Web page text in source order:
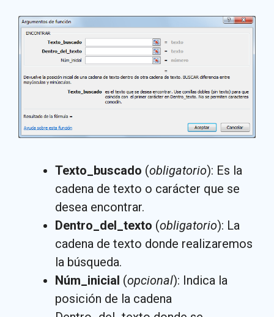
Texto_buscado (obligatorio): Es la
cadena de texto o carácter que se
desea encontrar.
Dentro_del_texto (obligatorio): La
cadena de texto donde realizaremos
la búsqueda.
Núm_inicial (opcional): Indica la
posición de la cadena